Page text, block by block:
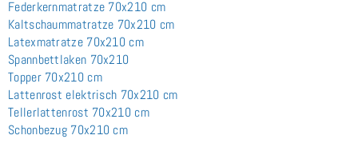
Federkernmatratze 70x210 cm
Kaltschaummatratze 70x210 cm
Latexmatratze 70x210 cm
Spannbettlaken 70x210
Topper 70x210 cm
Lattenrost elektrisch 70x210 cm
Tellerlattenrost 70x210 cm
Schonbezug 70x210 cm